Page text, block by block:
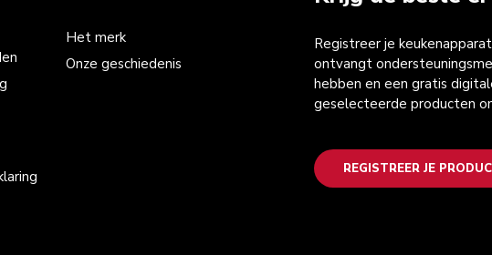
Registreer je
ontvangt
hebben en een gratis
geselecteerde producten
REGISTREER JE
Het merk
Onze geschiedenis